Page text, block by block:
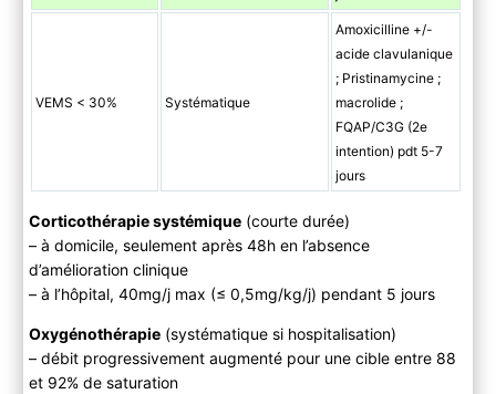
VEMS < 30% Systématique
Amoxicilline +/-
acide clavulanique
; Pristinamycine ;
macrolide ;
FQAP/C3G (2e
intention) pdt 5-7
jours
Corticothérapie systémique(courte durée)
– à domicile, seulement après 48h en l’absence
d’amélioration clinique
– à l’hôpital, 40mg/j max (≤ 0,5mg/kg/j) pendant 5 jours
Oxygénothérapie(systématique si hospitalisation)
– débit progressivement augmenté pour une cible entre 88
et 92% de saturation